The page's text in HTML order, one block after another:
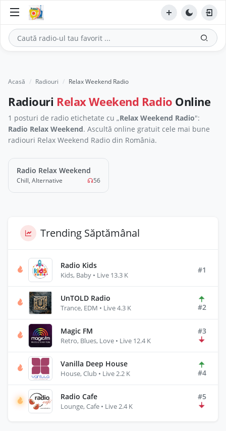
Acasă Radiouri Relax Weekend Radio
Radiouri Relax Weekend Radio Online
1 posturi de radio etichetate cu „Relax Weekend Radio":
Radio Relax Weekend. Ascultă online gratuit cele mai bune
radiouri Relax Weekend Radio din România.
LIVE
Radio Relax Weekend
Chill, Alternative 56
Trending Săptămânal
Radio Kids
Kids, Baby • Live 13.3 K
#1
UnTOLD Radio
Trance, EDM • Live 4.3 K #2
Magic FM
Retro, Blues, Love • Live 12.4 K
#3
Vanilla Deep House
House, Club • Live 2.2 K #4
Radio Cafe
Lounge, Cafe • Live 2.4 K
#5